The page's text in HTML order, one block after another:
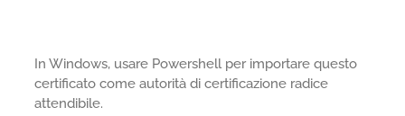
In Windows, usare Powershell per importare questo
certificato come autorità di certificazione radice
attendibile.